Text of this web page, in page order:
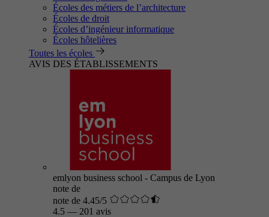
Écoles des métiers de l’architecture
Écoles de droit
Écoles d’ingénieur informatique
Écoles hôtelières
Toutes les écoles
AVIS DES ÉTABLISSEMENTS
emlyon business school - Campus de Lyon
note de
note de 4.45/5
4.5 — 201 avis